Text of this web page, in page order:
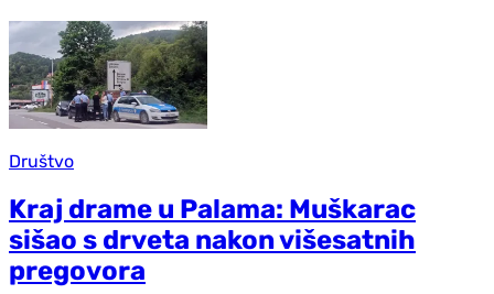
Društvo
Kraj drame u Palama: Muškarac
sišao s drveta nakon višesatnih
pregovora